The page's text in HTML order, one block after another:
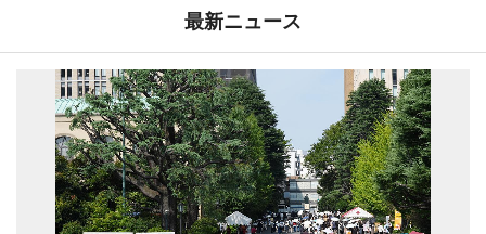
最新ニュース